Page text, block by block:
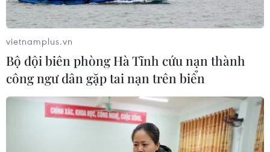
vietnamplus.vn
Bộ đội biên phòng Hà Tĩnh cứu nạn thành
công ngư dân gặp tai nạn trên biển